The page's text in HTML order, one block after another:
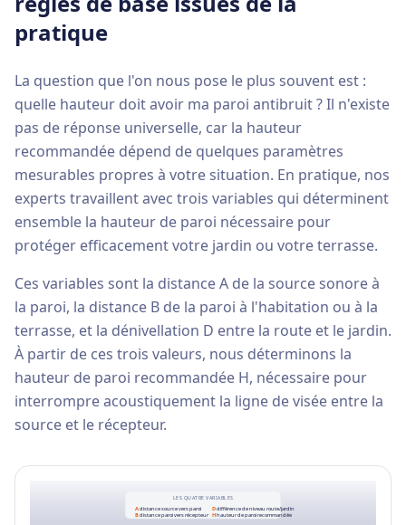
pratique
La question que l'on nous pose le plus souvent est :
quelle hauteur doit avoir ma paroi antibruit ? Il n'existe
pas de réponse universelle, car la hauteur
recommandée dépend de quelques paramètres
mesurables propres à votre situation. En pratique, nos
experts travaillent avec trois variables qui déterminent
ensemble la hauteur de paroi nécessaire pour
protéger efficacement votre jardin ou votre terrasse.
Ces variables sont la distance A de la source sonore à
la paroi, la distance B de la paroi à l'habitation ou à la
terrasse, et la dénivellation D entre la route et le jardin.
À partir de ces trois valeurs, nous déterminons la
hauteur de paroi recommandée H, nécessaire pour
interrompre acoustiquement la ligne de visée entre la
source et le récepteur.
LES QUATRE VARIABLES
Adistance source vers paroi
Bdistance paroi vers récepteur
Ddifférence de niveau route/jardin
Hhauteur de paroi recommandée